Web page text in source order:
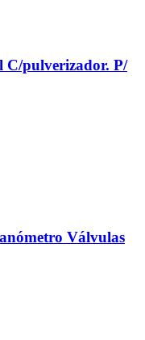
C/pulverizador. P/
Válvulas